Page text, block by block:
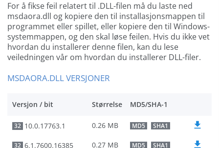
For å fikse feil relatert til .DLL-filen må du laste ned
msdaora.dll og kopiere den til installasjonsmappen til
programmet eller spillet, eller kopiere den til Windows-
systemmappen, og den skal løse feilen. Hvis du ikke vet
hvordan du installerer denne filen, kan du lese
veiledningen vår om hvordan du installerer DLL-filer.
MSDAORA.DLL VERSJONER
Versjon / bit Størrelse MD5/SHA-1
32 10.0.17763.1 0.26 MB MD5 SHA1
32 6.1.7600.16385 0.27 MB MD5 SHA1